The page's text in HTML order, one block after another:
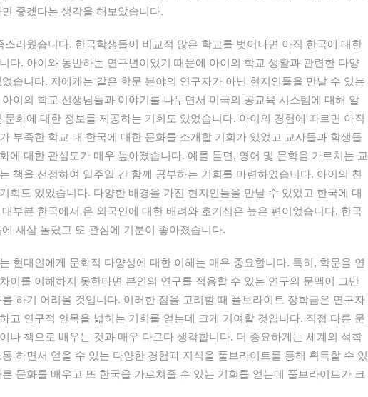
좋겠다는 생각을 해보았습니다.
스러웠습니다. 한국학생들이 비교적 많은 학교를 벗어나면 아직 한국에 대한
다. 아이와 동반하는 연구년이었기 때문에 아이의 학교 생활과 관련한 다양
습니다. 저에게는 같은 학문 분야의 연구자가 아닌 현지인들을 만날 수 있는
이의 학교 선생님들과 이야기를 나누면서 미국의 공교육 시스템에 대해 알
문화에 대한 정보를 제공하는 기회도 있었습니다. 아이의 경험에 따르면 아직
부족한 학교 내 한국에 대한 문화를 소개할 기회가 있었고 교사들과 학생들
에 대한 관심도가 매우 높아졌습니다. 예를 들면, 영어 및 문학을 가르치는 교
책을 선정하여 일주일 간 함께 공부하는 기회를 마련하였습니다. 아이의 친
회도 있었습니다. 다양한 배경을 가진 현지인들을 만날 수 있었고 한국에 대
부분 한국에서 온 외국인에 대한 배려와 호기심은 높은 편이었습니다. 한국
새삼 놀랐고 또 관심에 기분이 좋아졌습니다.
현대인에게 문화적 다양성에 대한 이해는 매우 중요합니다. 특히, 학문을 연
이를 이해하지 못한다면 본인의 연구를 적용할 수 있는 연구의 문맥이 그만
하기 어려울 것입니다. 이러한 점을 고려할 때 풀브라이트 장학금은 연구자
고 연구적 안목을 넓히는 기회를 얻는데 크게 기여할 것입니다. 직접 다른 문
나 책으로 배우는 것과 매우 다르다 생각합니다. 더 중요하게는 세계의 석학
하면서 얻을 수 있는 다양한 경험과 지식을 풀브라이트를 통해 획득할 수 있
문화를 배우고 또 한국을 가르쳐줄 수 있는 기회를 얻는데 풀브라이트가 크